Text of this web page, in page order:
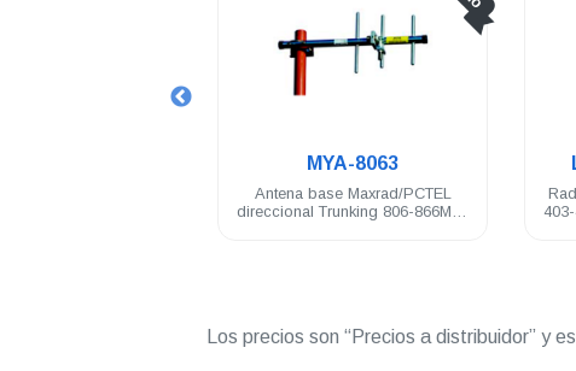
LAH87YDC9JA2AN
Radio portátil DEP250 Motorola
403-480Mhz UHF 4W NKP 16 Ch
Los precios son “Precios a distribuidor” y